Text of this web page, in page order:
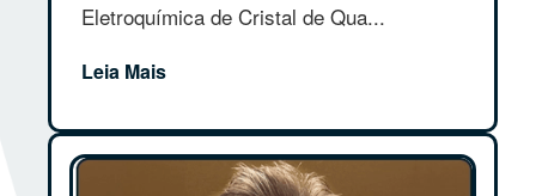
Eletroquímica de Cristal de Qua...
Leia Mais